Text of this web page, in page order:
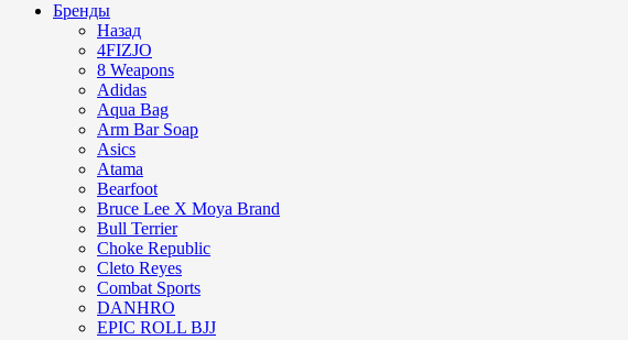
Бренды
Назад
4FIZJO
8 Weapons
Adidas
Aqua Bag
Arm Bar Soap
Asics
Atama
Bearfoot
Bruce Lee X Moya Brand
Bull Terrier
Choke Republic
Cleto Reyes
Combat Sports
DANHRO
EPIC ROLL BJJ